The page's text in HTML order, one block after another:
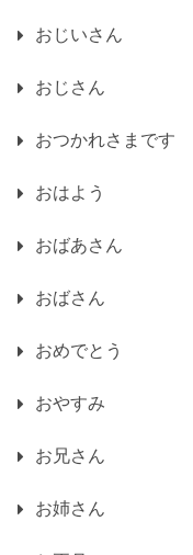
おじいさん
おじさん
おつかれさまです
おはよう
おばあさん
おばさん
おめでとう
おやすみ
お兄さん
お姉さん